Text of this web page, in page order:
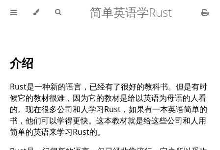
简单英语学Rust
介绍
Rust是一种新的语言，已经有了很好的教科书。但是有时
候它的教材很难，因为它的教材是给以英语为母语的人看
的。现在很多公司和人学习Rust，如果有一本英语简单的
书，他们可以学得更快。这本教材就是给这些公司和人用
简单的英语来学习Rust的。